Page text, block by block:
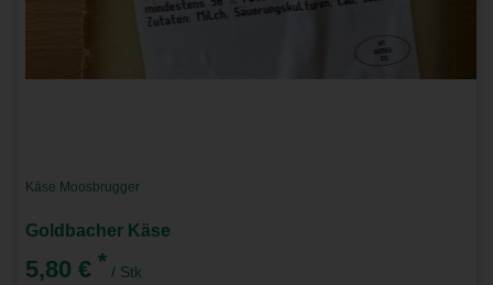
Käse Moosbrugger
Goldbacher Käse
5,80 € * / Stk